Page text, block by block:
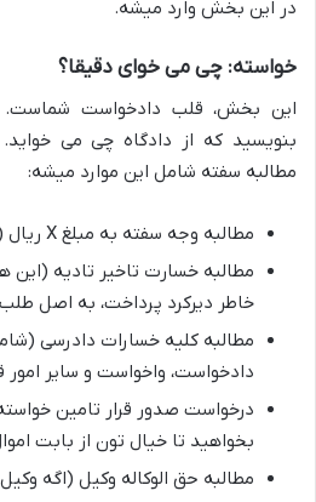
در این بخش وارد میشه.
خواسته: چی می خوای دقیقا؟
این بخش، قلب دادخواست شماست.
بنویسید که از دادگاه چی می
مطالبه سفته شامل این موارد میشه:
مطالبه وجه سفته به مبلغ X ریال (با ذکر دقیق مبلغ سفته).
مطالبه خسارت تاخیر تادیه
خاطر دیرکرد پرداخت، به اصل
مطالبه کلیه خسارات دادرسی
دادخواست، واخواست و سایر
درخواست صدور قرار تامین
بخواهید تا خیال تون از بابت
مطالبه حق الوکاله وکیل (اگه